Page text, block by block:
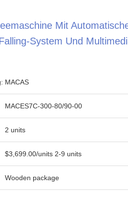
Mit
System Und
MACAS
MACES7C-300-80/90-00
2 units
$3,699.00/units 2-9 units
Wooden package